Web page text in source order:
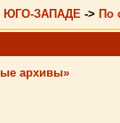
ЮГО-ЗАПАДЕ -> По
архивы»